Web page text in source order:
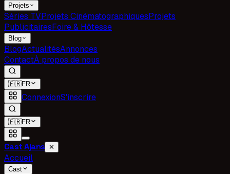
Projets
Séries TVProjets CinématographiquesProjets
PublicitairesFoire & Hôtesse
Blog
BlogActualitésAnnonces
ContactÀ propos de nous
🇫🇷FR
ConnexionS'inscrire
🇫🇷FR
Cast Ajans ✕
Accueil
Cast